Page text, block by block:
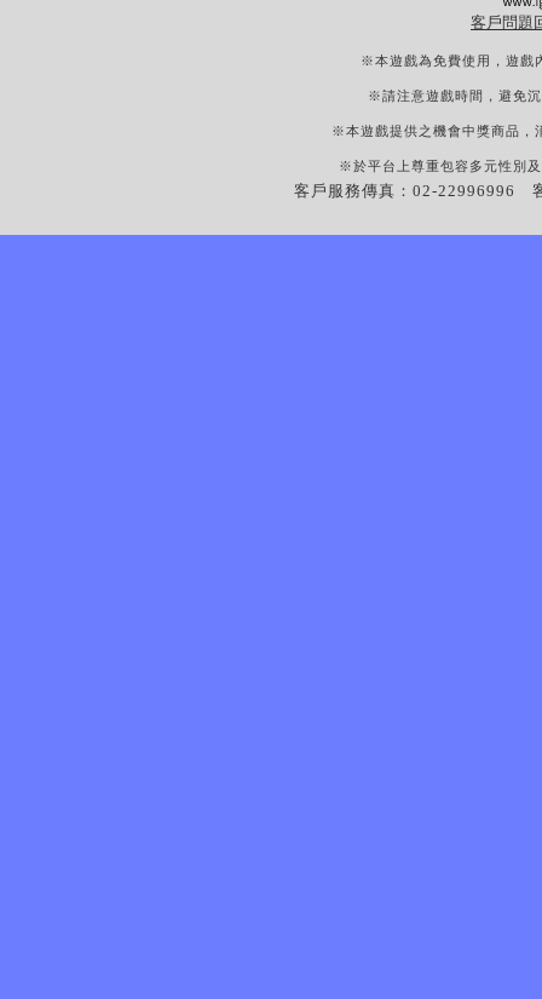
客戶問題
※本遊戲為免費使用，遊戲
※請注意遊戲時間，避免
※本遊戲提供之機會中獎商品，
※於平台上尊重包容多元性別
客戶服務傳真：02-22996996